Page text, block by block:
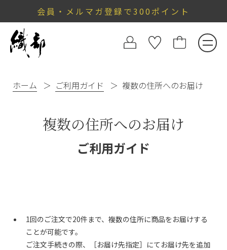
会員・メルマガ登録で300ポイント
ホーム ご利用ガイド 複数の住所へのお届け
複数の住所へのお届け
ご利用ガイド
1回のご注文で20件まで、複数の住所に商品をお届けする
ことが可能です。
ご注文手続きの際、［お届け先指定］にてお届け先を追加